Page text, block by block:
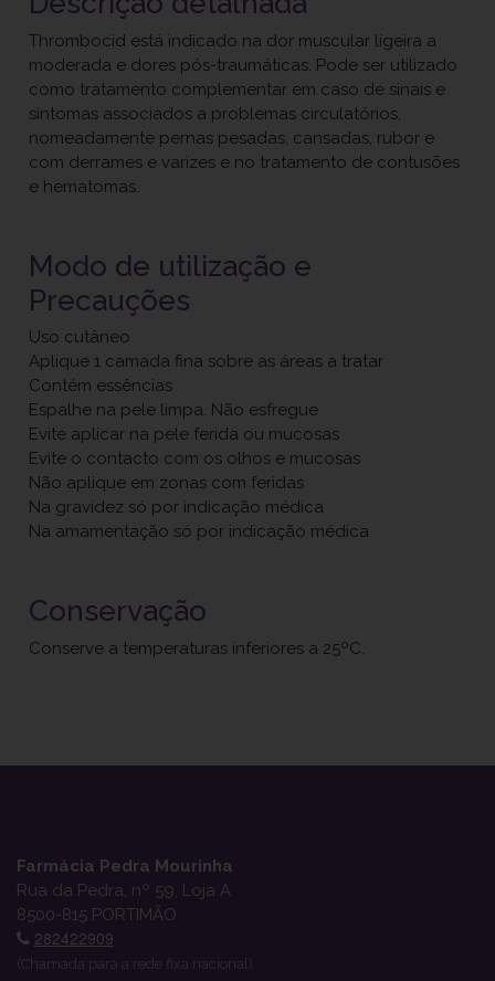
Thrombocid está indicado na dor muscular ligeira a
moderada e dores pós-traumáticas. Pode ser utilizado
como tratamento complementar em caso de sinais e
sintomas associados a problemas circulatórios,
nomeadamente pernas pesadas, cansadas, rubor e
com derrames e varizes e no tratamento de contusões
e hematomas.
Modo de utilização e
Precauções
Uso cutâneo
Aplique 1 camada fina sobre as áreas a tratar
Contém essências
Espalhe na pele limpa. Não esfregue
Evite aplicar na pele ferida ou mucosas
Evite o contacto com os olhos e mucosas
Não aplique em zonas com feridas
Na gravidez só por indicação médica
Na amamentação só por indicação médica
Conservação
Conserve a temperaturas inferiores a 25ºC.
Farmácia Pedra Mourinha
Rua da Pedra, nº 59, Loja A
8500-815 PORTIMÃO
282422909
(Chamada para a rede fixa nacional)